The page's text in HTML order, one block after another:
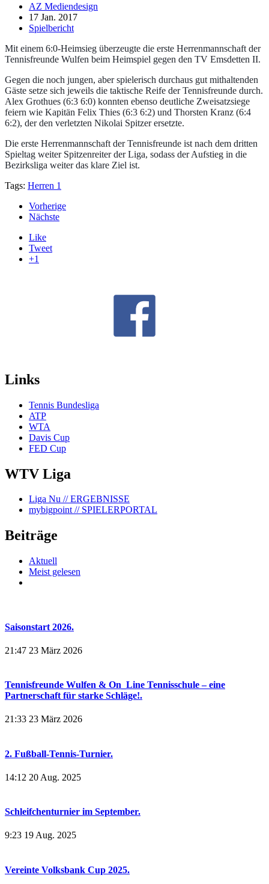
AZ Mediendesign
17 Jan. 2017
Spielbericht
Mit einem 6:0-Heimsieg überzeugte die erste Herrenmannschaft der
Tennisfreunde Wulfen beim Heimspiel gegen den TV Emsdetten II.
Gegen die noch jungen, aber spielerisch durchaus gut mithaltenden
Gäste setze sich jeweils die taktische Reife der Tennisfreunde durch.
Alex Grothues (6:3 6:0) konnten ebenso deutliche Zweisatzsiege
feiern wie Kapitän Felix Thies (6:3 6:2) und Thorsten Kranz (6:4
6:2), der den verletzten Nikolai Spitzer ersetzte.
Die erste Herrenmannschaft der Tennisfreunde ist nach dem dritten
Spieltag weiter Spitzenreiter der Liga, sodass der Aufstieg in die
Bezirksliga weiter das klare Ziel ist.
Tags: Herren 1
Vorherige
Nächste
Like
Tweet
+1
Links
Tennis Bundesliga
ATP
WTA
Davis Cup
FED Cup
WTV Liga
Liga Nu // ERGEBNISSE
mybigpoint// SPIELERPORTAL
Beiträge
Aktuell
Meist gelesen
Saisonstart 2026.
21:47 23 März 2026
Tennisfreunde Wulfen & On_Line Tennisschule – eine
Partnerschaft für starke Schläge!.
21:33 23 März 2026
2. Fußball-Tennis-Turnier.
14:12 20 Aug. 2025
Schleifchenturnier im September.
9:23 19 Aug. 2025
Vereinte Volksbank Cup 2025.